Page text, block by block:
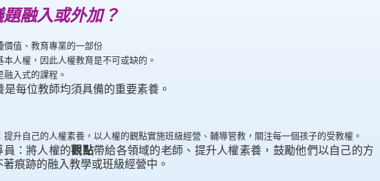
題融入或外加？
價值、教育專業的一部份
本人權，因此人權教育是不可或缺的。
融入式的課程。
是每位教師均須具備的重要素養。
提升自己的人權素養，以人權的觀點實施班級經營、輔導管教，關注每一個孩子的受教權。
員：將人權的觀點帶給各領域的老師、提升人權素養，鼓勵他們以自己的方
著痕跡的融入教學或班級經營中。